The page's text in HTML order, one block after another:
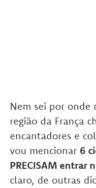
Nem sei por onde
região da França
encantadores e
vou mencionar 6
PRECISAM entrar
claro, de outras